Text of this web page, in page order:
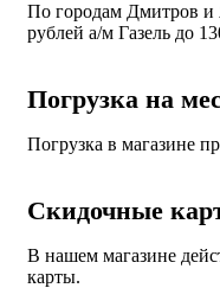
По городам Дмитров и
рублей а/м Газель до
Погрузка на
Погрузка в магазине
Скидочные
В нашем магазине
карты.